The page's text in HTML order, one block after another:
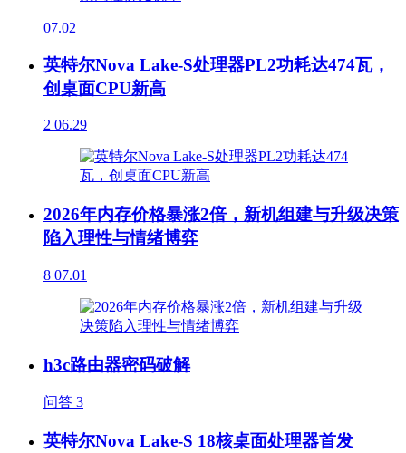
07.02
英特尔Nova Lake-S处理器PL2功耗达474瓦，
创桌面CPU新高
2 06.29
2026年内存价格暴涨2倍，新机组建与升级决策
陷入理性与情绪博弈
8 07.01
h3c路由器密码破解
问答 3
英特尔Nova Lake-S 18核桌面处理器首发